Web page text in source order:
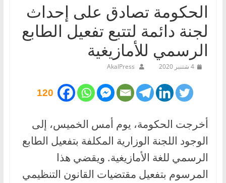
الحكومة تصادق على إحداث
لجنة دائمة لتتبع تفعيل الطابع
الرسمي للأمازيغية
4 شتنبر 2020 AkalPress
120
أخرجت الحكومة، يوم أمس الخميس، إلى
الوجود اللجنة الوزارية المكلفة بتفعيل الطابع
الرسمي للغة الأمازيغية. ويقضي هذا
المرسوم بتفعيل مقتضيات القانون التنظيمي